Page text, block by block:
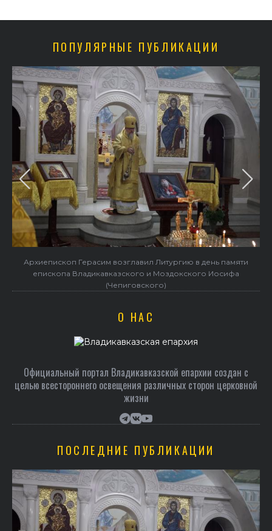
ПОПУЛЯРНЫЕ ПУБЛИКАЦИИ
Архиепископ Герасим возглавил Литургию в день памяти
епископа Владикавказского и Моздокского Иосифа
(Чепиговского)
О НАС
Официальный портал Владикавказской епархии создан c
целью всестороннего освещения различных сторон церковной
жизни
ПОСЛЕДНИЕ ПУБЛИКАЦИИ